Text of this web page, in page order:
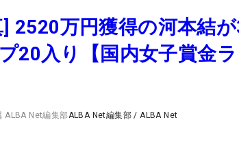
] 2520万円獲得の河本結
20入り【国内女子賞金ラ
ALBA Net編集部ALBA Net編集部 /ALBA Net